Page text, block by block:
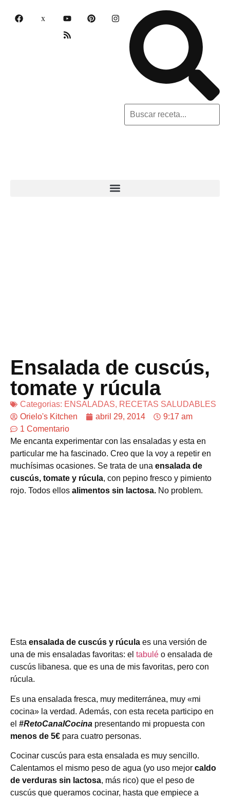
Ensalada de cuscús,
tomate y rúcula
Categorias: ENSALADAS, RECETAS SALUDABLES
Orielo's Kitchen
abril 29, 2014
9:17 am
1 Comentario
Me encanta experimentar con las ensaladas y esta en
particular me ha fascinado. Creo que la voy a repetir en
muchísimas ocasiones. Se trata de una ensalada de
cuscús, tomate y rúcula, con pepino fresco y pimiento
rojo. Todos ellos alimentos sin lactosa. No problem.
Esta ensalada de cuscús y rúcula es una versión de
una de mis ensaladas favoritas: el tabulé o ensalada de
cuscús libanesa. que es una de mis favoritas, pero con
rúcula.
Es una ensalada fresca, muy mediterránea, muy «mi
cocina» la verdad. Además, con esta receta participo en
el #RetoCanalCocina presentando mi propuesta con
menos de 5€ para cuatro personas.
Cocinar cuscús para esta ensalada es muy sencillo.
Calentamos el mismo peso de agua (yo uso mejor caldo
de verduras sin lactosa, más rico) que el peso de
cuscús que queramos cocinar, hasta que empiece a